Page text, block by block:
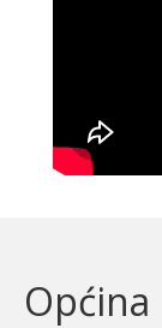
Općina